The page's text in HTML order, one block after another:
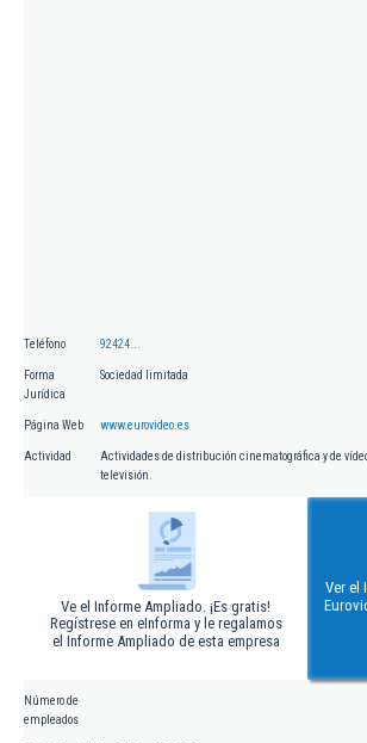
Teléfono 92424...
Forma
Jurídica
Sociedad limitada
Página Web www.eurovideo.es
Actividad
Actividades de distribución cinematográfica y de
televisión.
Ve el Informe Ampliado. ¡Es gratis!
Regístrese en eInforma y le regalamos
el Informe Ampliado de esta empresa
Ver el
Número de
empleados